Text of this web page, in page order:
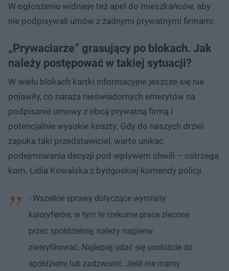
W ogłoszeniu widnieje też apel do mieszkańców, aby
nie podpisywali umów z żadnymi prywatnymi firmami.
„Prywaciarze” grasujący po blokach. Jak
należy postępować w takiej sytuacji?
W wielu blokach kartki informacyjne jeszcze się nie
pojawiły, co naraża nieświadomych emerytów na
podpisanie umowy z obcą prywatną firmą i
potencjalnie wysokie koszty. Gdy do naszych drzwi
zapuka taki przedstawiciel, warto unikać
podejmowania decyzji pod wpływem chwili – ostrzega
kom. Lidia Kowalska z bydgoskiej komendy policji.
- Wszelkie sprawy dotyczące wymiany
kaloryferów, w tym te rzekome prace zlecone
przez spółdzielnię, należy najpierw
zweryfikować. Najlepiej udać się osobiście do
spółdzielni lub zadzwonić. Jeśli nie mamy